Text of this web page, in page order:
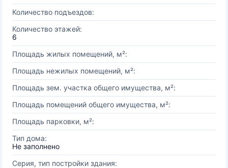
Количество подъездов:
Количество этажей:
6
Площадь жилых помещений, м²:
Площадь нежилых помещений, м²:
Площадь зем. участка общего имущества, м²:
Площадь помещений общего имущества, м²:
Площадь парковки, м²:
Тип дома:
Не заполнено
Серия, тип постройки здания: